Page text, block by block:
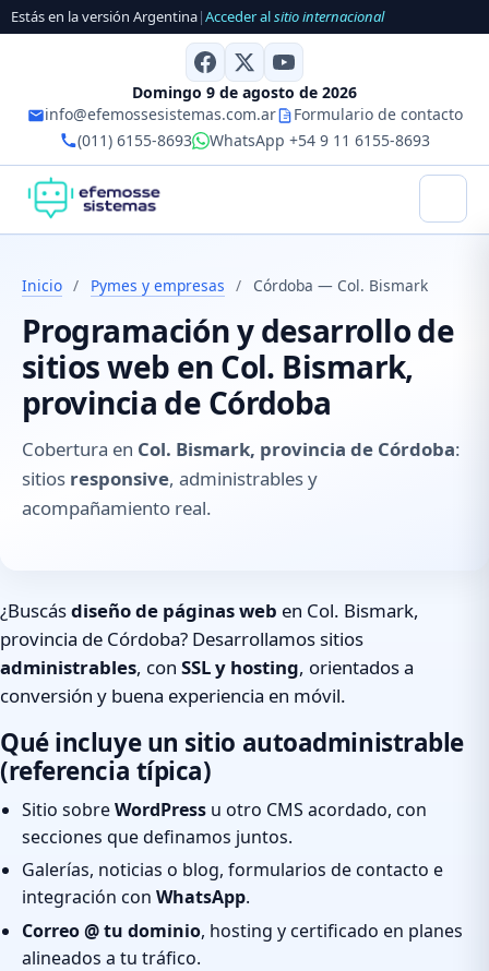
Estás en la versión Argentina|Acceder alsitio internacional
Domingo 9 de agosto de 2026
info@efemossesistemas.com.ar
Formulario de contacto
(011) 6155-8693
WhatsApp +54 9 11 6155-8693
Inicio / Pymes y empresas / Córdoba — Col. Bismark
Programación y desarrollo de
sitios web en Col. Bismark,
provincia de Córdoba
Cobertura en Col. Bismark, provincia de Córdoba:
sitios responsive, administrables y
acompañamiento real.
¿Buscásdiseño de páginas web en Col. Bismark,
provincia de Córdoba? Desarrollamos sitios
administrables, con SSL y hosting, orientados a
conversión y buena experiencia en móvil.
Qué incluye un sitio autoadministrable
(referencia típica)
Sitio sobreWordPress u otro CMS acordado, con
secciones que definamos juntos.
Galerías, noticias o blog, formularios de contacto e
integración con WhatsApp.
Correo @ tu dominio, hosting y certificado en planes
alineados a tu tráfico.